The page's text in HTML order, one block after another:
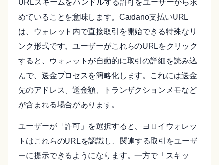
URLスキームをハンドルする許可をユーザーから求
めていることを意味します。Cardano支払いURL
は、ウォレット内で直接取引を開始できる特殊なリ
ンク形式です。ユーザーがこれらのURLをクリック
すると、ウォレットが自動的に取引の詳細を読み込
んで、送金プロセスを簡略化します。これには送金
先のアドレス、送金額、トランザクションメモなど
が含まれる場合があります。
ユーザーが「許可」を選択すると、ヨロイウォレッ
トはこれらのURLを認識し、関連する取引をユーザ
ーに提示できるようになります。一方で「スキッ